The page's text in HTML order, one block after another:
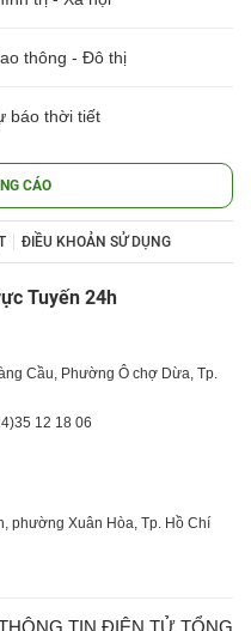
thông - Đô thị
báo thời tiết
CÁO
ĐIỀU KHOẢN SỬ DỤNG
Tuyến 24h
Cầu, Phường Ô chợ Dừa, Tp.
35 12 18 06
phường Xuân Hòa, Tp. Hồ Chí
TIN ĐIỆN TỬ TỔNG